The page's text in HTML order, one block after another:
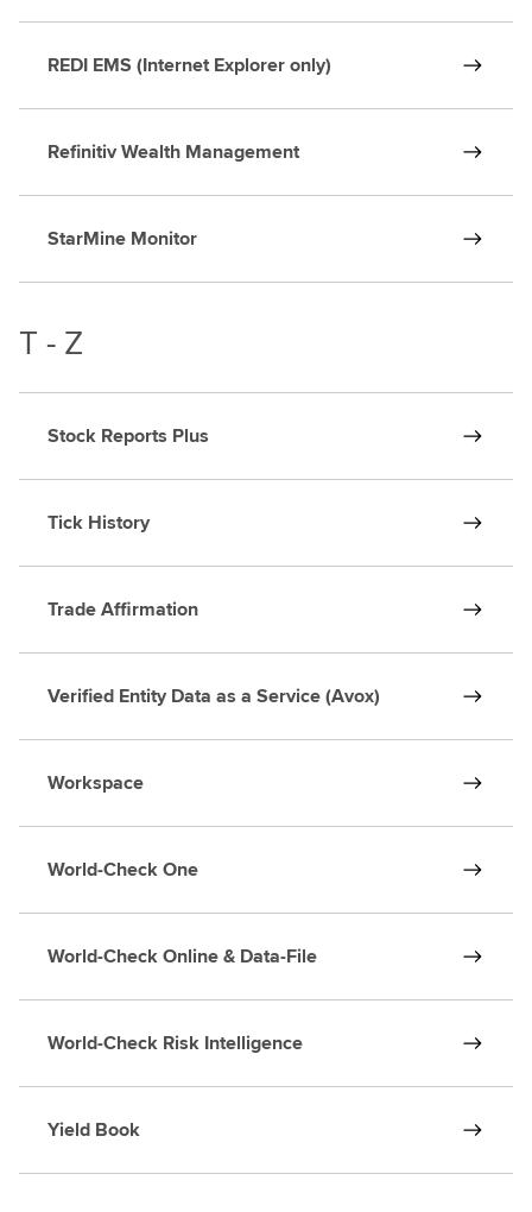
REDI EMS (Internet Explorer only)
Refinitiv Wealth Management
StarMine Monitor
T - Z
Stock Reports Plus
Tick History
Trade Affirmation
Verified Entity Data as a Service (Avox)
Workspace
World-Check One
World-Check Online & Data-File
World-Check Risk Intelligence
Yield Book